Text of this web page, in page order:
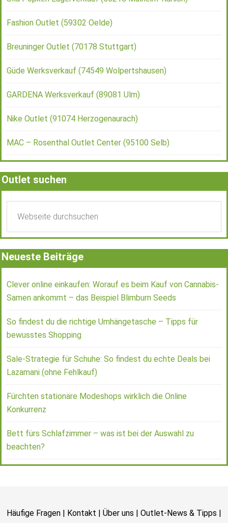
Fashion Outlet (59302 Oelde)
Breuninger Outlet (70178 Stuttgart)
Güde Werksverkauf (74549 Wolpertshausen)
GARDENA Werksverkauf (89081 Ulm)
Nike Outlet (91074 Herzogenaurach)
MAC – Rosenthal Outlet Center (95100 Selb)
Outlet suchen
Neueste Beiträge
Clever online einkaufen: Worauf es beim Kauf von Cannabis-
Samen ankommt – das Beispiel Blimburn Seeds
So findest du die richtige Umhängetasche – Tipps für
bewusstes Shopping
Sale-Strategie für Schuhe: So findest du echte Deals bei
Lazamani (ohne Fehlkauf)
Fürchten stationäre Modeshops wirklich die Online
Konkurrenz
Bett fürs Schlafzimmer – was ist bei der Auswahl zu
beachten?
Häufige Fragen | Kontakt | Über uns | Outlet-News & Tipps |